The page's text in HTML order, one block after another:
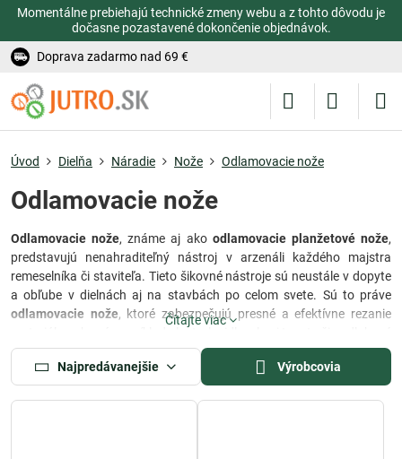
Momentálne prebiehajú technické zmeny webu a z tohto dôvodu je
dočasne pozastavené dokončenie objednávok.
Doprava zadarmo nad 69 €
Úvod Dielňa Náradie Nože Odlamovacie nože
Odlamovacie nože
Odlamovacie nože, známe aj ako odlamovacie planžetové nože,
predstavujú nenahraditeľný nástroj v arzenáli každého majstra
remeselníka či staviteľa. Tieto šikovné nástroje sú neustále v dopyte
a obľube v dielnách aj na stavbách po celom svete. Sú to práve
odlamovacie nože, ktoré zabezpečujú presné a efektívne rezanie
krytiny. Ich využitie nie je obmedzené len na konkrétne odvetvia, ale
nachádzajú uplatnenie vo viacerých oblastiach, čím sa stávajú
nenahraditeľnými spoločníkmi pri každom projekte.
Čítajte viac
Najpredávanejšie Výrobcovia